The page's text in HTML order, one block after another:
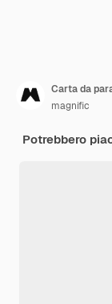
Carta da
magnific
Potrebbero